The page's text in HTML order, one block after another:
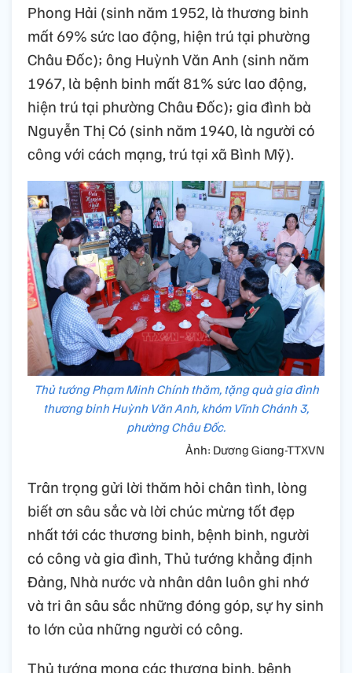
Phong Hải (sinh năm 1952, là thương binh
mất 69% sức lao động, hiện trú tại phường
Châu Đốc); ông Huỳnh Văn Anh (sinh năm
1967, là bệnh binh mất 81% sức lao động,
hiện trú tại phường Châu Đốc); gia đình bà
Nguyễn Thị Có (sinh năm 1940, là người có
công với cách mạng, trú tại xã Bình Mỹ).
Thủ tướng Phạm Minh Chính thăm, tặng quà gia đình
thương binh Huỳnh Văn Anh, khóm Vĩnh Chánh 3,
phường Châu Đốc.
Ảnh: Dương Giang-TTXVN
Trân trọng gửi lời thăm hỏi chân tình, lòng
biết ơn sâu sắc và lời chúc mừng tốt đẹp
nhất tới các thương binh, bệnh binh, người
có công và gia đình, Thủ tướng khẳng định
Đảng, Nhà nước và nhân dân luôn ghi nhớ
và tri ân sâu sắc những đóng góp, sự hy sinh
to lớn của những người có công.
Thủ tướng mong các thương binh, bệnh